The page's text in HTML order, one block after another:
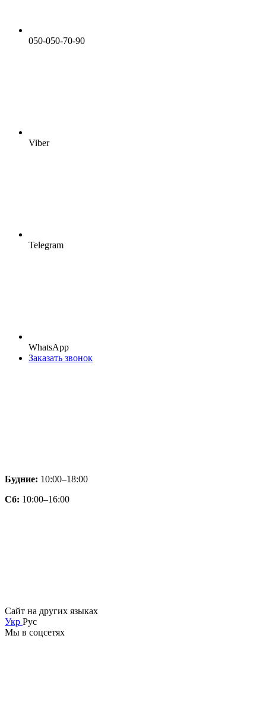
050-050-70-90
Viber
Telegram
WhatsApp
Заказать звонок
Будние: 10:00–18:00
Сб: 10:00–16:00
Сайт на других языках
Укр Рус
Мы в соцсетях